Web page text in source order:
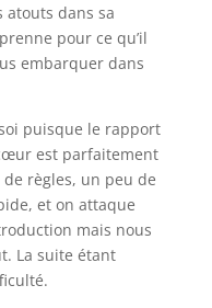
dans sa
pour ce qu’il
embarquer dans
puisque le rapport
est parfaitement
règles, un peu de
et on attaque
mais nous
La suite étant